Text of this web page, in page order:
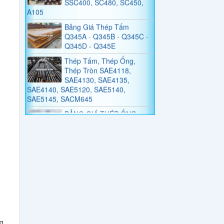
Q345A - Q345B - Q345C -
Q345D - Q345E
Thép Tấm, Thép Ống,
Thép Tròn SAE4118,
SAE4130, SAE4135,
SAE4140, SAE5120, SAE5140,
SAE5145, SACM645
BẢNG GIÁ THÉP ỐNG
C10, C20, C30, C40, C45,